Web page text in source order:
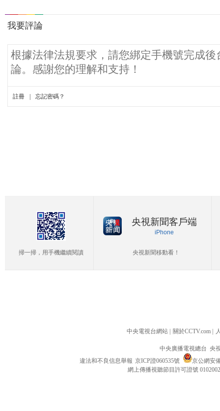
掃一掃，用手機繼續閱讀
央視新聞客戶端
iPhone
央視新聞移動看！
中央電視台網站 | 關於CCTV.com |
中央廣播電視總台 央
違法和不良信息舉報 京ICP證060535號
京公網安
網上傳播視聽節目許可證號